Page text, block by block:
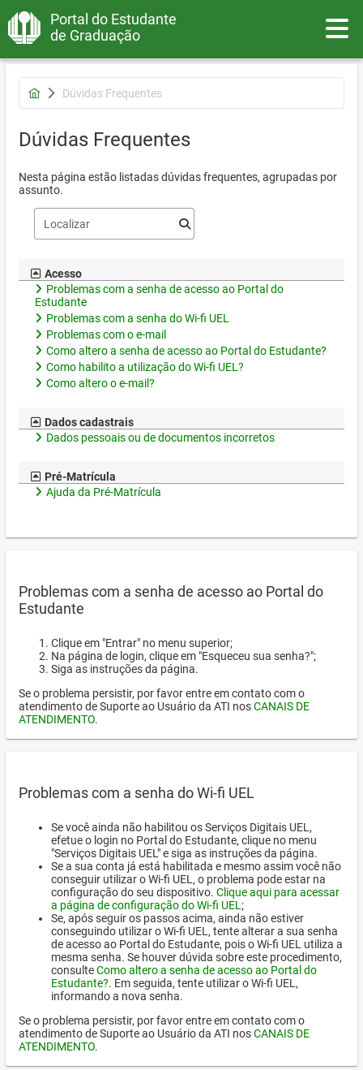
Portal do Estudante
de Graduação
Dúvidas Frequentes
Dúvidas Frequentes
Nesta página estão listadas dúvidas frequentes, agrupadas por
assunto.
Acesso
Problemas com a senha de acesso ao Portal do
Estudante
Problemas com a senha do Wi-fi UEL
Problemas com o e-mail
Como altero a senha de acesso ao Portal do Estudante?
Como habilito a utilização do Wi-fi UEL?
Como altero o e-mail?
Dados cadastrais
Dados pessoais ou de documentos incorretos
Pré-Matrícula
Ajuda da Pré-Matrícula
Problemas com a senha de acesso ao Portal do
Estudante
Clique em "Entrar" no menu superior;
Na página de login, clique em "Esqueceu sua senha?";
Siga as instruções da página.
Se o problema persistir, por favor entre em contato com o
atendimento de Suporte ao Usuário da ATI nosCANAIS DE
ATENDIMENTO.
Problemas com a senha do Wi-fi UEL
Se você ainda não habilitou os Serviços Digitais UEL,
efetue o login no Portal do Estudante, clique no menu
"Serviços Digitais UEL" e siga as instruções da página.
Se a sua conta já está habilitada e mesmo assim você não
conseguir utilizar o Wi-fi UEL, o problema pode estar na
configuração do seu dispositivo. Clique aqui para acessar
a página de configuração do Wi-fi UEL ;
Se, após seguir os passos acima, ainda não estiver
conseguindo utilizar o Wi-fi UEL, tente alterar a sua senha
de acesso ao Portal do Estudante, pois o Wi-fi UEL utiliza a
mesma senha. Se houver dúvida sobre este procedimento,
consulteComo altero a senha de acesso ao Portal do
Estudante?. Em seguida, tente utilizar o Wi-fi UEL,
informando a nova senha.
Se o problema persistir, por favor entre em contato com o
atendimento de Suporte ao Usuário da ATI nosCANAIS DE
ATENDIMENTO.